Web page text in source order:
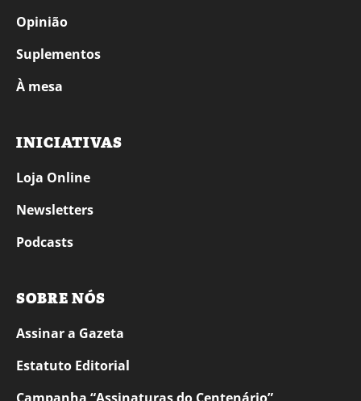
Opinião
Suplementos
À mesa
INICIATIVAS
Loja Online
Newsletters
Podcasts
SOBRE NÓS
Assinar a Gazeta
Estatuto Editorial